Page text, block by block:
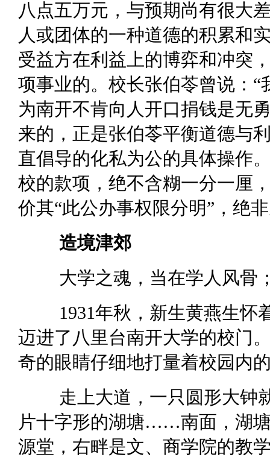
八点五万元，与预期尚有很大
人或团体的一种道德的积累和
受益方在利益上的博弈和冲突
项事业的。校长张伯苓曾说：
为南开不肯向人开口捐钱是无
来的，正是张伯苓平衡道德与
直倡导的化私为公的具体操作
校的款项，绝不含糊一分一厘
价其“此公办事权限分明”，绝
造境津郊
大学之魂，当在学人风骨
1931年秋，新生黄燕生怀
迈进了八里台南开大学的校门
奇的眼睛仔细地打量着校园内
走上大道，一只圆形大
片十字形的湖塘……南面，湖
源堂，右畔是文、商学院的